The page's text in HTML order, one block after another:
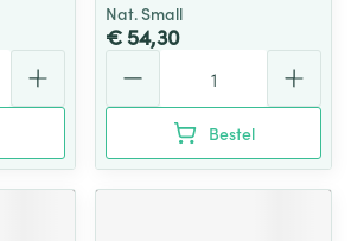
Nat. Small
€ 54,30
Bestel